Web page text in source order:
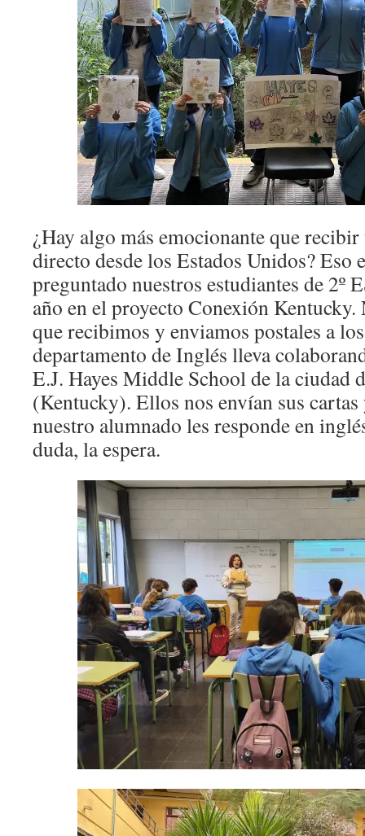
¿Hay algo más emocionante que
directo desde los Estados Unidos? Eso
preguntado nuestros estudiantes de 2º
año en el proyecto Conexión Kentucky.
que recibimos y enviamos postales a
departamento de Inglés lleva
E.J. Hayes Middle School de la ciudad
(Kentucky). Ellos nos envían sus
nuestro alumnado les responde en
duda, la espera.